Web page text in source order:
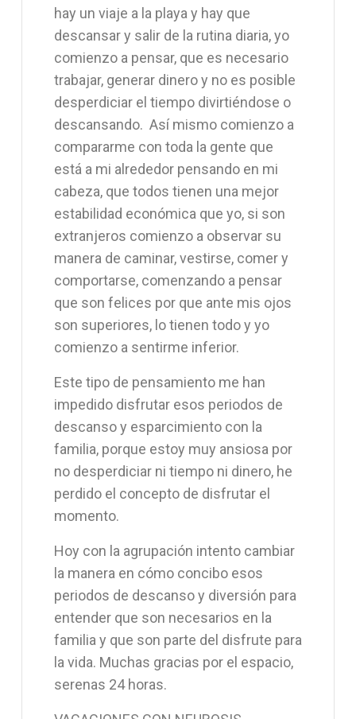
hay un viaje a la playa y hay que
descansar y salir de la rutina diaria, yo
comienzo a pensar, que es necesario
trabajar, generar dinero y no es posible
desperdiciar el tiempo divirtiéndose o
descansando. Así mismo comienzo a
compararme con toda la gente que
está a mi alrededor pensando en mi
cabeza, que todos tienen una mejor
estabilidad económica que yo, si son
extranjeros comienzo a observar su
manera de caminar, vestirse, comer y
comportarse, comenzando a pensar
que son felices por que ante mis ojos
son superiores, lo tienen todo y yo
comienzo a sentirme inferior.
Este tipo de pensamiento me han
impedido disfrutar esos periodos de
descanso y esparcimiento con la
familia, porque estoy muy ansiosa por
no desperdiciar ni tiempo ni dinero, he
perdido el concepto de disfrutar el
momento.
Hoy con la agrupación intento cambiar
la manera en cómo concibo esos
periodos de descanso y diversión para
entender que son necesarios en la
familia y que son parte del disfrute para
la vida. Muchas gracias por el espacio,
serenas 24 horas.